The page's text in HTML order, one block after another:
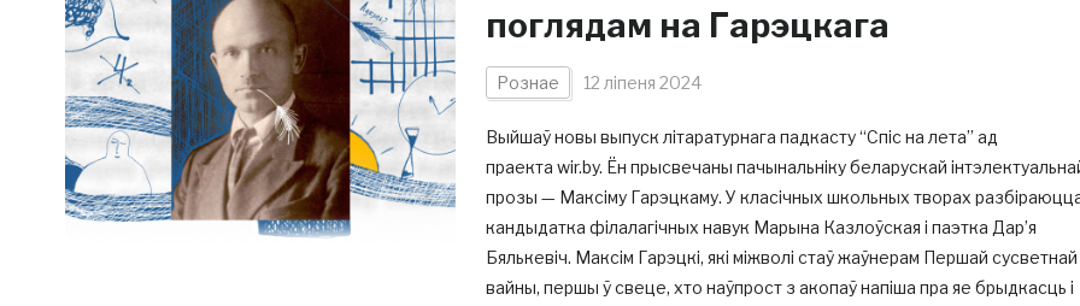
поглядам на Гарэцкага
Рознае 12 ліпеня 2024
Выйшаў новы выпуск літаратурнага падкасту “Спіс на лета” ад
праекта wir.by. Ён прысвечаны пачынальніку беларускай
прозы — Максіму Гарэцкаму. У класічных школьных творах
кандыдатка філалагічных навук Марына Казлоўская і паэтка Дар’я
Бялькевіч. Максім Гарэцкі, які міжволі стаў жаўнерам Першай сусветнай
вайны, першы ў свеце, хто наўпрост з акопаў напіша пра яе брыдкасць і